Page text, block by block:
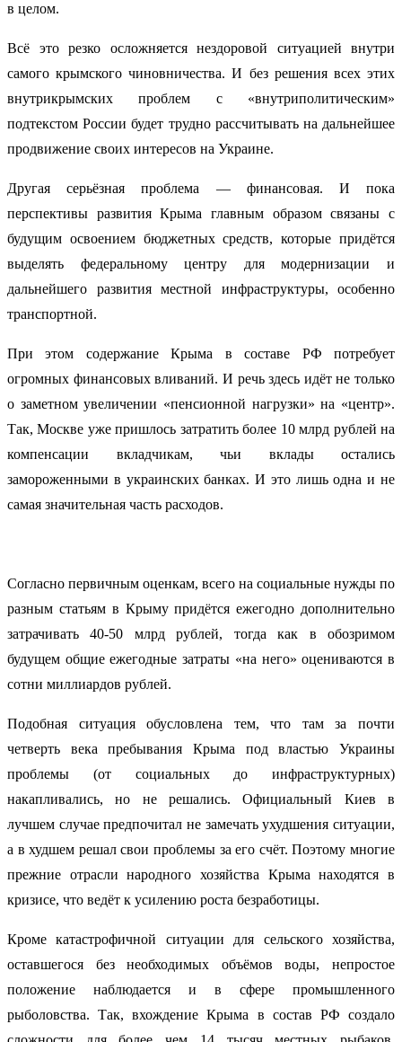
в целом.
Всё это резко осложняется нездоровой ситуацией внутри
самого крымского чиновничества. И без решения всех этих
внутрикрымских проблем с «внутриполитическим»
подтекстом России будет трудно рассчитывать на дальнейшее
продвижение своих интересов на Украине.
Другая серьёзная проблема — финансовая. И пока
перспективы развития Крыма главным образом связаны с
будущим освоением бюджетных средств, которые придётся
выделять федеральному центру для модернизации и
дальнейшего развития местной инфраструктуры, особенно
транспортной.
При этом содержание Крыма в составе РФ потребует
огромных финансовых вливаний. И речь здесь идёт не только
о заметном увеличении «пенсионной нагрузки» на «центр».
Так, Москве уже пришлось затратить более 10 млрд рублей на
компенсации вкладчикам, чьи вклады остались
замороженными в украинских банках. И это лишь одна и не
самая значительная часть расходов.
Согласно первичным оценкам, всего на социальные нужды по
разным статьям в Крыму придётся ежегодно дополнительно
затрачивать 40-50 млрд рублей, тогда как в обозримом
будущем общие ежегодные затраты «на него» оцениваются в
сотни миллиардов рублей.
Подобная ситуация обусловлена тем, что там за почти
четверть века пребывания Крыма под властью Украины
проблемы (от социальных до инфраструктурных)
накапливались, но не решались. Официальный Киев в
лучшем случае предпочитал не замечать ухудшения ситуации,
а в худшем решал свои проблемы за его счёт. Поэтому многие
прежние отрасли народного хозяйства Крыма находятся в
кризисе, что ведёт к усилению роста безработицы.
Кроме катастрофичной ситуации для сельского хозяйства,
оставшегося без необходимых объёмов воды, непростое
положение наблюдается и в сфере промышленного
рыболовства. Так, вхождение Крыма в состав РФ создало